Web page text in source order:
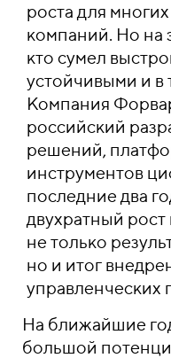
роста для
компаний. Но на
кто сумел
устойчивыми и в
Компания
российский
решений,
инструментов
последние два
двухратный
не только
но и итог
управленческих
На ближайшие
большой